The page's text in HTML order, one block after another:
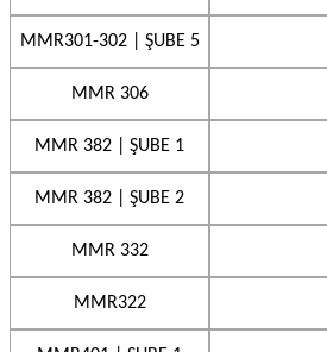
MMR301-302 | ŞUBE 5
MMR 306
MMR 382 | ŞUBE 1
MMR 382 | ŞUBE 2
MMR 332
MMR322